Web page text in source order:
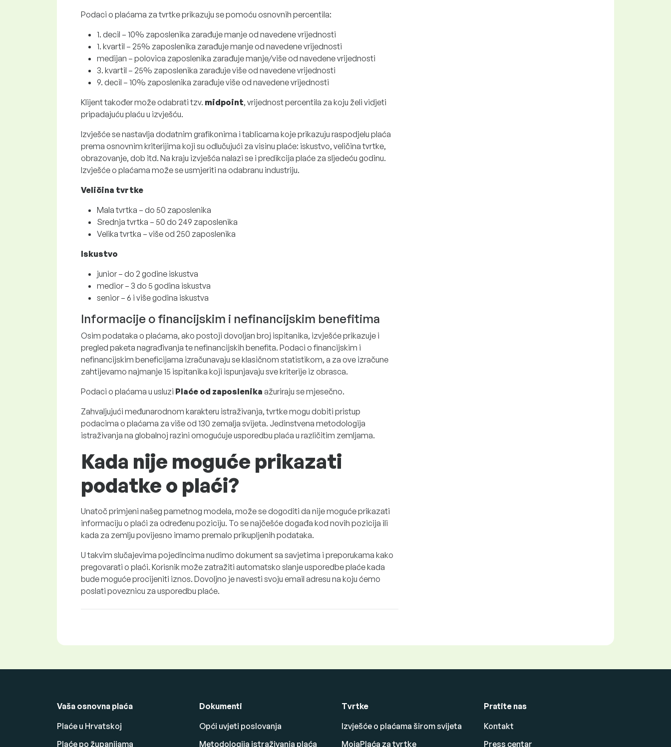
Podaci o plaćama za tvrtke prikazuju se pomoću osnovnih percentila:
1. decil – 10% zaposlenika zarađuje manje od navedene vrijednosti
1. kvartil – 25% zaposlenika zarađuje manje od navedene vrijednosti
medijan – polovica zaposlenika zarađuje manje/više od navedene vrijednosti
3. kvartil – 25% zaposlenika zarađuje više od navedene vrijednosti
9. decil – 10% zaposlenika zarađuje više od navedene vrijednosti
Klijent također može odabrati tzv. midpoint, vrijednost percentila za koju želi vidjeti
pripadajuću plaću u izvješću.
Izvješće se nastavlja dodatnim grafikonima i tablicama koje prikazuju raspodjelu plaća
prema osnovnim kriterijima koji su odlučujući za visinu plaće: iskustvo, veličina tvrtke,
obrazovanje, dob itd. Na kraju izvješća nalazi se i predikcija plaće za sljedeću godinu.
Izvješće o plaćama može se usmjeriti na odabranu industriju.
Veličina tvrtke
Mala tvrtka – do 50 zaposlenika
Srednja tvrtka – 50 do 249 zaposlenika
Velika tvrtka – više od 250 zaposlenika
Iskustvo
junior – do 2 godine iskustva
medior – 3 do 5 godina iskustva
senior – 6 i više godina iskustva
Informacije o financijskim i nefinancijskim benefitima
Osim podataka o plaćama, ako postoji dovoljan broj ispitanika, izvješće prikazuje i
pregled paketa nagrađivanja te nefinancijskih benefita. Podaci o financijskim i
nefinancijskim beneficijama izračunavaju se klasičnom statistikom, a za ove izračune
zahtijevamo najmanje 15 ispitanika koji ispunjavaju sve kriterije iz obrasca.
Podaci o plaćama u usluzi Plaće od zaposlenika ažuriraju se mjesečno.
Zahvaljujući međunarodnom karakteru istraživanja, tvrtke mogu dobiti pristup
podacima o plaćama za više od 130 zemalja svijeta. Jedinstvena metodologija
istraživanja na globalnoj razini omogućuje usporedbu plaća u različitim zemljama.
Kada nije moguće prikazati
podatke o plaći?
Unatoč primjeni našeg pametnog modela, može se dogoditi da nije moguće prikazati
informaciju o plaći za određenu poziciju. To se najčešće događa kod novih pozicija ili
kada za zemlju povijesno imamo premalo prikupljenih podataka.
U takvim slučajevima pojedincima nudimo dokument sa savjetima i preporukama kako
pregovarati o plaći. Korisnik može zatražiti automatsko slanje usporedbe plaće kada
bude moguće procijeniti iznos. Dovoljno je navesti svoju email adresu na koju ćemo
poslati poveznicu za usporedbu plaće.
Vaša osnovna plaća
Plaće u Hrvatskoj
Plaće po županijama
Dokumenti
Opći uvjeti poslovanja
Metodologija istraživanja plaća
Tvrtke
Izvješće o plaćama širom svijeta
MojaPlaća za tvrtke
Pratite nas
Kontakt
Press centar